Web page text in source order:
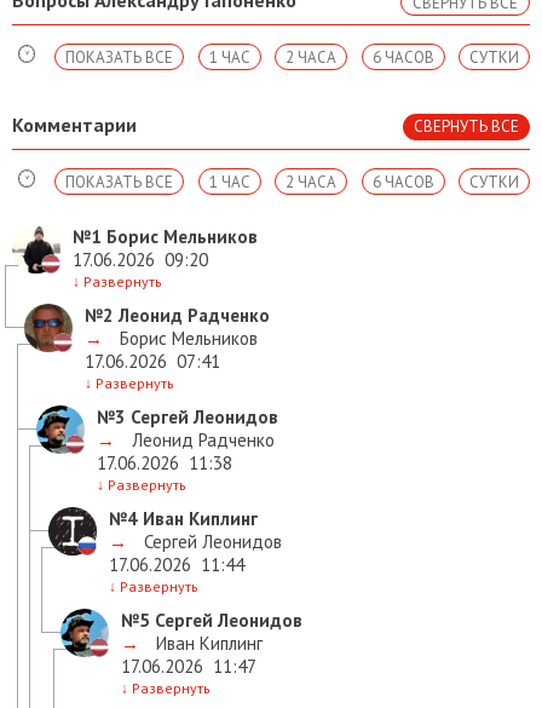
СУТКИ
6 ЧАСОВ
2 ЧАСА
1 ЧАС
ПОКАЗАТЬ ВСЕ
Комментарии СВЕРНУТЬ ВСЕ
СУТКИ
6 ЧАСОВ
2 ЧАСА
1 ЧАС
ПОКАЗАТЬ ВСЕ
№1 Борис Мельников
17.06.2026 09:20
↓ Развернуть
№2 Леонид Радченко
→
Борис Мельников
17.06.2026 07:41
↓ Развернуть
№3 Сергей Леонидов
→
Леонид Радченко
17.06.2026 11:38
↓ Развернуть
№4 Иван Киплинг
→
Сергей Леонидов
17.06.2026 11:44
↓ Развернуть
№5 Сергей Леонидов
→
Иван Киплинг
17.06.2026 11:47
↓ Развернуть